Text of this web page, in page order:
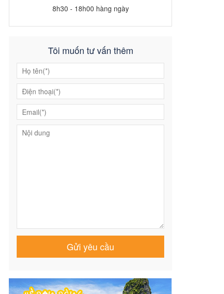
8h30 - 18h00 hàng ngày
Tôi muốn tư vấn thêm